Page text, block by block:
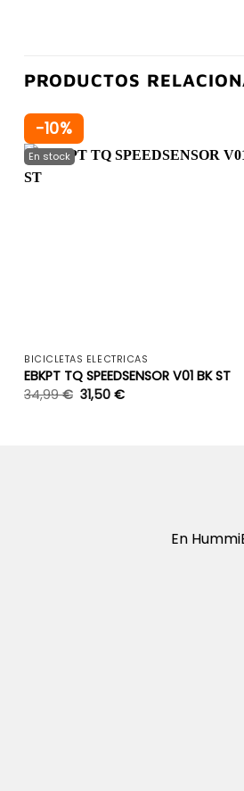
PRODUCTOS
-10%
BICICLETAS ELÉCTRICAS
EBKPT TQ SPEEDSENSOR V01 BK ST
34,99€ 31,50€
En